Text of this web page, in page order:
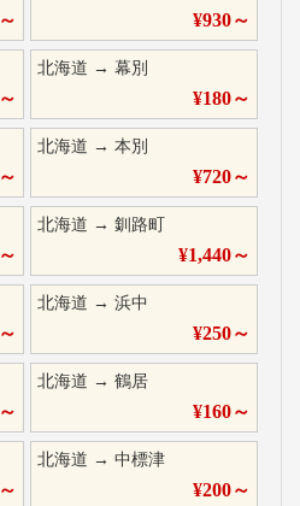
～ ¥930～
～
北海道 →幕別
¥180～
～
北海道 →本別
¥720～
～
北海道 →釧路町
¥1,440～
～
北海道 →浜中
¥250～
～
北海道 →鶴居
¥160～
～
北海道 →中標津
¥200～